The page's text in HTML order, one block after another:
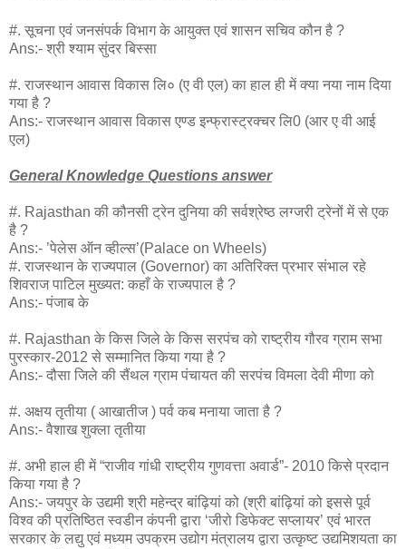
#. सूचना एवं जनसंपर्क विभाग के आयुक्त एवं शासन सचिव कौन है ?
Ans:- श्री श्याम सुंदर बिस्सा
#. राजस्थान आवास विकास लि० (ए वी एल) का हाल ही में क्या नया नाम दिया
गया है ?
Ans:- राजस्थान आवास विकास एण्ड इन्फ्रास्ट्रक्चर लि0 (आर ए वी आई
एल)
General Knowledge Questions answer
#. Rajasthan की कौनसी ट्रेन दुनिया की सर्वश्रेष्ठ लग्जरी ट्रेनों में से एक
है ?
Ans:- ’पेलेस ऑन व्हील्स’(Palace on Wheels)
#. राजस्थान के राज्यपाल (Governor) का अतिरिक्त प्रभार संभाल रहे
शिवराज पाटिल मुख्यत: कहाँ के राज्यपाल है ?
Ans:- पंजाब के
#. Rajasthan के किस जिले के किस सरपंच को राष्ट्रीय गौरव ग्राम सभा
पुरस्कार-2012 से सम्मानित किया गया है ?
Ans:- दौसा जिले की सैंथल ग्राम पंचायत की सरपंच विमला देवी मीणा को
#. अक्षय तृतीया ( आखातीज ) पर्व कब मनाया जाता है ?
Ans:- वैशाख शुक्ला तृतीया
#. अभी हाल ही में “राजीव गांधी राष्ट्रीय गुणवत्ता अवार्ड”- 2010 किसे प्रदान
किया गया है ?
Ans:- जयपुर के उद्यमी श्री महेन्द्र बांढ़ियां को (श्री बांढ़ियां को इससे पूर्व
विश्व की प्रतिष्ठित स्वडीन कंपनी द्वारा ‘जीरो डिफेक्ट सप्लायर’ एवं भारत
सरकार के लद्यु एवं मध्यम उपक्रम उद्योग मंत्रालय द्वारा उत्कृष्ट उद्यमिशयता का